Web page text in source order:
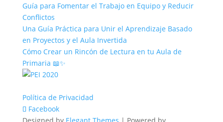
Guía para Fomentar el Trabajo en Equipo y Reducir
Conflictos
Una Guía Práctica para Unir el Aprendizaje Basado
en Proyectos y el Aula Invertida
Cómo Crear un Rincón de Lectura en tu Aula de
Primaria 📖✨
Política de Privacidad
Facebook